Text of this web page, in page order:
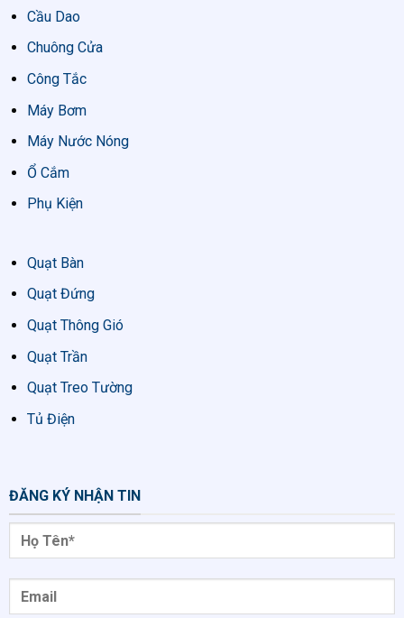
Cầu Dao
Chuông Cửa
Công Tắc
Máy Bơm
Máy Nước Nóng
Ổ Cắm
Phụ Kiện
Quạt Bàn
Quạt Đứng
Quạt Thông Gió
Quạt Trần
Quạt Treo Tường
Tủ Điện
ĐĂNG KÝ NHẬN TIN